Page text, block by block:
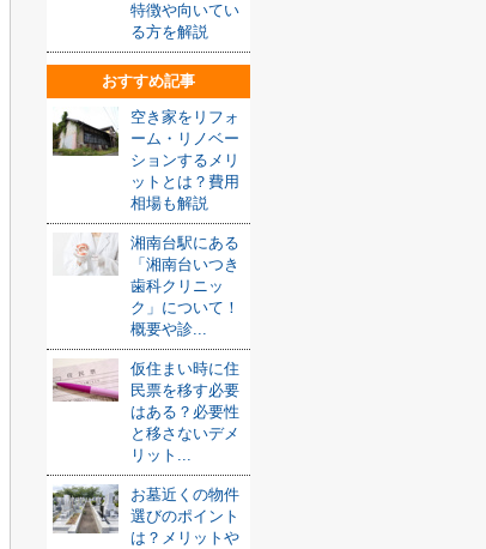
特徴や向いてい
る方を解説
おすすめ記事
空き家をリフォ
ーム・リノベー
ションするメリ
ットとは？費用
相場も解説
湘南台駅にある
「湘南台いつき
歯科クリニッ
ク」について！
概要や診...
仮住まい時に住
民票を移す必要
はある？必要性
と移さないデメ
リット...
お墓近くの物件
選びのポイント
は？メリットや